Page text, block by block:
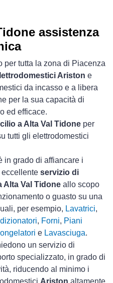
assistenza
per tutta la zona di Piacenza
Ariston e
da incasso e a libera
per la sua capacità di
ed efficace.
a Alta Val Tidone per
tutti gli elettrodomestici
in grado di affiancare i
servizio di
Alta Val Tidone allo scopo
o guasto su una
per esempio, Lavatrici,
, Forni, Piani
e Lavasciuga.
un servizio di
specializzato, in grado di
riducendo al minimo i
Ariston altamente